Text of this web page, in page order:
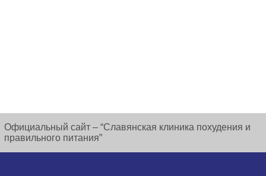
Официальный сайт – “Славянская клиника похудения и
правильного питания”